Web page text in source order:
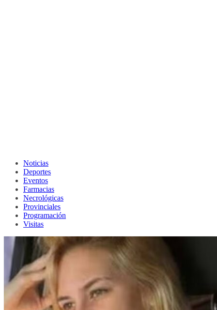
Noticias
Deportes
Eventos
Farmacias
Necrológicas
Provinciales
Programación
Visitas